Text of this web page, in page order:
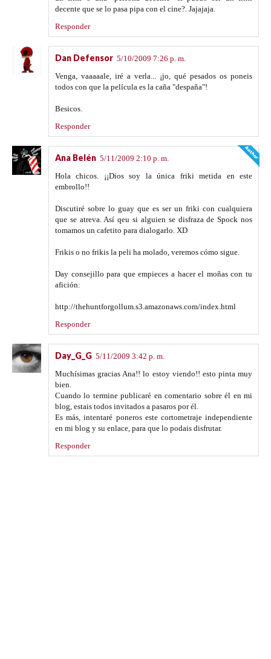
decente que se lo pasa pipa con el cine?. Jajajaja.
Responder
Dan Defensor 5/10/2009 7:26 p. m.
Venga, vaaaaale, iré a verla... ¡jo, qué pesados os poneis
todos con que la película es la caña "despaña"!
Besicos.
Responder
Ana Belén 5/11/2009 2:10 p. m.
Hola chicos. ¡¡Dios soy la única friki metida en este
embrollo!!
Discutiré sobre lo guay que es ser un friki con cualquiera
que se atreva. Así qeu si alguien se disfraza de Spock nos
tomamos un cafetito para dialogarlo. XD
Frikis o no frikis la peli ha molado, veremos cómo sigue.
Day consejillo para que empieces a hacer el moñas con tu
afición:
http://thehuntforgollum.s3.amazonaws.com/index.html
Responder
Day_G_G 5/11/2009 3:42 p. m.
Muchísimas gracias Ana!! lo estoy viendo!! esto pinta muy
bien.
Cuando lo termine publicaré en comentario sobre él en mi
blog, estais todos invitados a pasaros por él.
Es más, intentaré poneros este cortometraje independiente
en mi blog y su enlace, para que lo podais disfrutar.
Responder